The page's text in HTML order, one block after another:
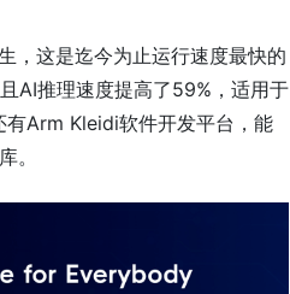
，这是迄今为止运行速度最快的
AI推理速度提高了59%，适用于
有Arm Kleidi软件开发平台，能
。